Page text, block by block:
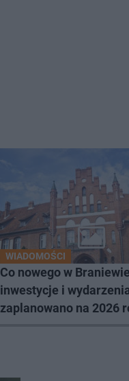
WIADOMOŚCI
Co nowego w
inwestycje i
zaplanowano na 2026